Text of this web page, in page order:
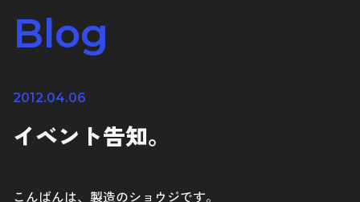
工業製品
Blog
2012.04.06
イベント告知。
こんばんは、製造のショウジです。